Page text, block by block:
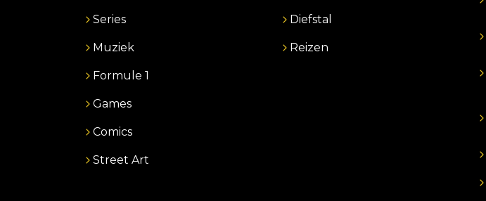
Series
Muziek
Formule 1
Games
Comics
Street Art
Diefstal
Reizen